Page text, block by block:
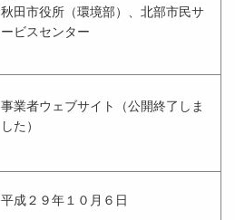
秋田市役所（環境部）、北部市民サ
ービスセンター
事業者ウェブサイト（公開終了しま
した）
平成２９年１０月６日